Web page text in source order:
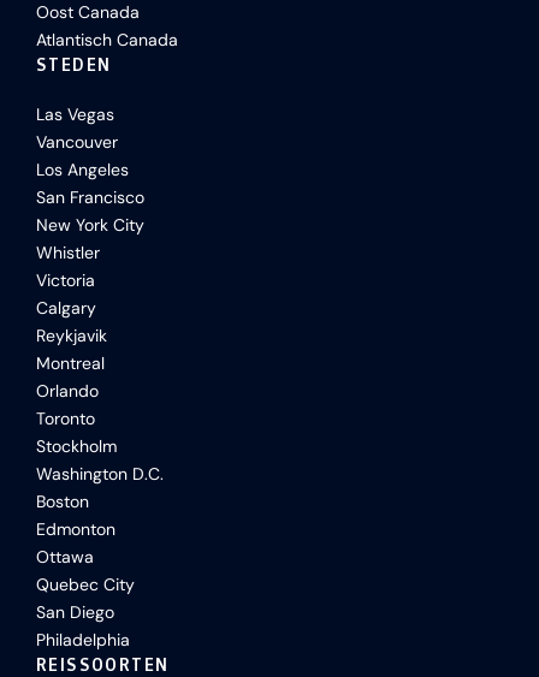
Oost Canada
Atlantisch Canada
STEDEN
Las Vegas
Vancouver
Los Angeles
San Francisco
New York City
Whistler
Victoria
Calgary
Reykjavik
Montreal
Orlando
Toronto
Stockholm
Washington D.C.
Boston
Edmonton
Ottawa
Quebec City
San Diego
Philadelphia
REISSOORTEN